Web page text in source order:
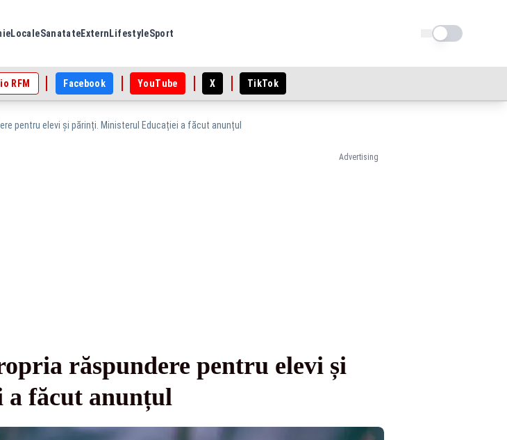
LocaleSanatateExtern LifestyleSport Schimba tema
RFM Facebook YouTube X TikTok
pentru elevi și părinți. Ministerul Educației a făcut anunțul
Advertising
răspundere pentru elevi și
făcut anunțul